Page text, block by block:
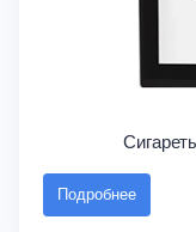
Подробнее